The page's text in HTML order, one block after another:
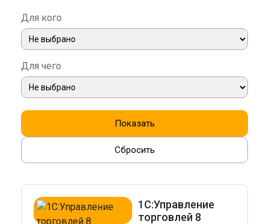
Для кого
Для чего
Показать
Сбросить
1С:Управление
торговлей 8